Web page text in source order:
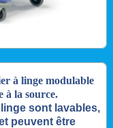
à linge modulable
à la source.
sont lavables,
peuvent être